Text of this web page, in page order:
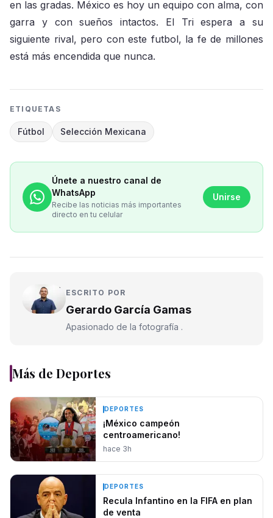
en las gradas. México es hoy un equipo con alma, con
garra y con sueños intactos. El Tri espera a su
siguiente rival, pero con este futbol, la fe de millones
está más encendida que nunca.
ETIQUETAS
Fútbol Selección Mexicana
Únete a nuestro canal de
WhatsApp
Recibe las noticias más importantes
directo en tu celular
Unirse
ESCRITO POR
Gerardo García Gamas
Apasionado de la fotografía .
Más de Deportes
DEPORTES
¡México campeón
centroamericano!
hace 3h
DEPORTES
Recula Infantino en la FIFA en plan
de venta